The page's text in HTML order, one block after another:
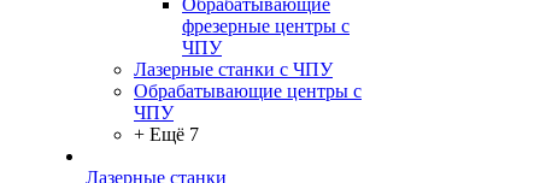
Обрабатывающие
фрезерные центры с
ЧПУ
Лазерные станки с ЧПУ
Обрабатывающие центры с
ЧПУ
+ Ещё 7
Лазерные станки